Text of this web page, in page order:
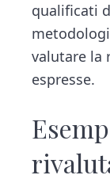
qualificati
valutare la
espresse.